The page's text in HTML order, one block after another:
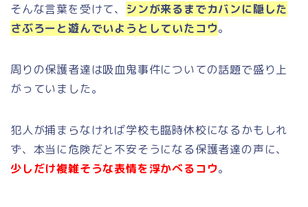
そんな言葉を受けて、 シンが来るまでカバンに隠した
さぶろーと遊んでいようとしていたコウ。
周りの保護者達は吸血鬼事件についての話題で盛り上
がっていました。
犯人が捕まらなければ学校も臨時休校になるかもしれ
ず、本当に危険だと不安そうになる保護者達の声に、
少しだけ複雑そうな表情を浮かべるコウ。